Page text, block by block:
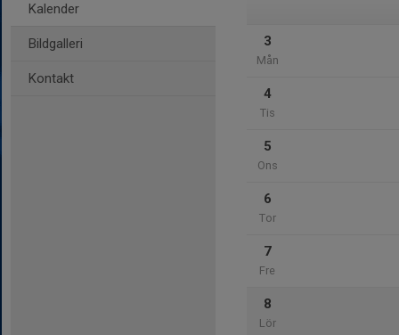
Kalender
Bildgalleri
Kontakt
3
Mån
4
Tis
5
Ons
6
Tor
7
Fre
8
Lör